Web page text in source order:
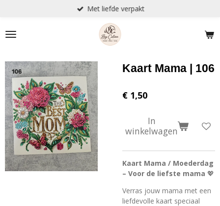
naar
de
Met liefde verpakt
Kaart Mama | 106
€ 1,50
In
winkelwagen
Kaart Mama / Moederdag
– Voor de liefste mama 💖
Verras jouw mama met een
liefdevolle kaart speciaal